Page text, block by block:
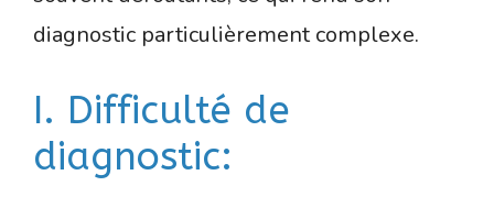
diagnostic particulièrement complexe.
I. Difficulté de
diagnostic: